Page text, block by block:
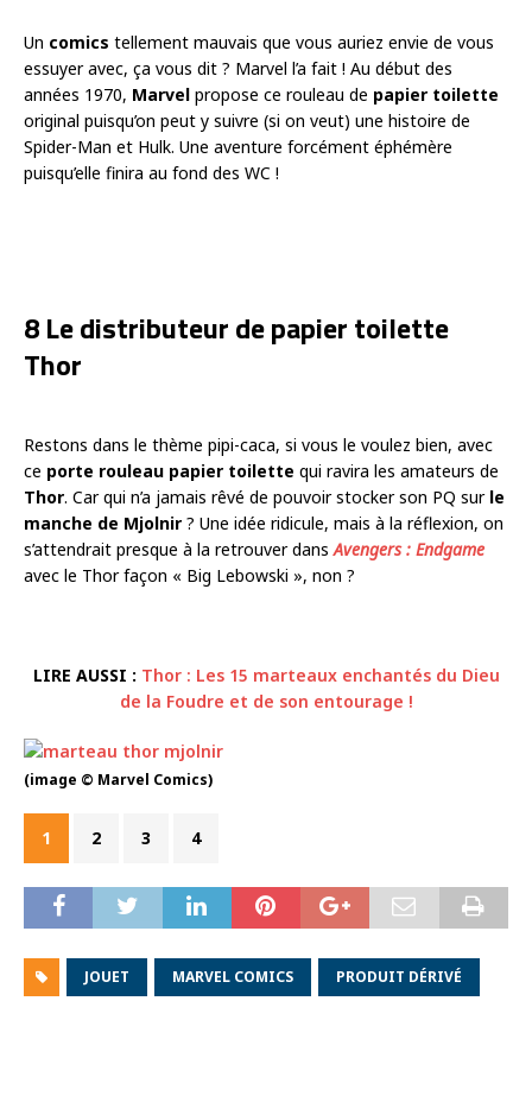
Un comics tellement mauvais que vous auriez envie de vous
essuyer avec, ça vous dit ? Marvel l’a fait ! Au début des
années 1970, Marvel propose ce rouleau de papier toilette
original puisqu’on peut y suivre (si on veut) une histoire de
Spider-Man et Hulk. Une aventure forcément éphémère
puisqu’elle finira au fond des WC !
8 Le distributeur de papier toilette
Thor
Restons dans le thème pipi-caca, si vous le voulez bien, avec
ce porte rouleau papier toilette qui ravira les amateurs de
Thor. Car qui n’a jamais rêvé de pouvoir stocker son PQ sur le
manche de Mjolnir ? Une idée ridicule, mais à la réflexion, on
s’attendrait presque à la retrouver dansAvengers : Endgame
avec le Thor façon « Big Lebowski », non ?
LIRE AUSSI : Thor : Les 15 marteaux enchantés du Dieu
de la Foudre et de son entourage !
(image © Marvel Comics)
1 2 3 4
JOUET MARVEL COMICS PRODUIT DÉRIVÉ